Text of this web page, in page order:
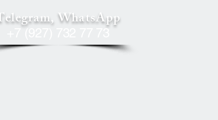
WhatsApp
+7 (927) 732 77 73